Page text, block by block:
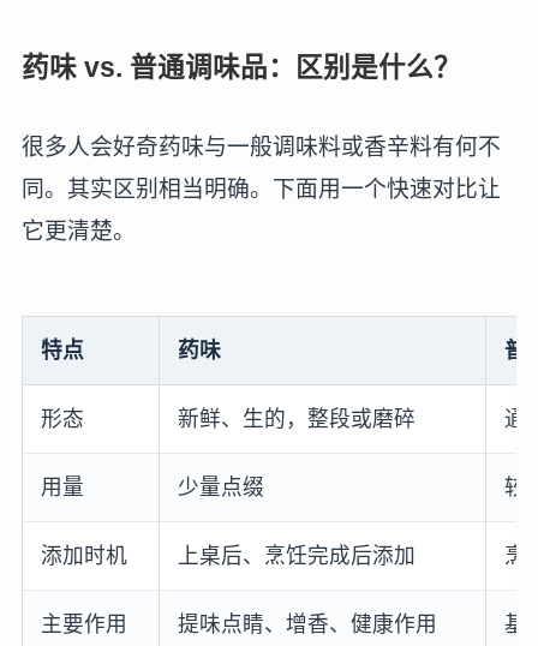
药味 vs. 普通调味品：区别是什么？
很多人会好奇药味与一般调味料或香辛料有何不
同。其实区别相当明确。下面用一个快速对比让
它更清楚。
特点 药味 普
形态 新鲜、生的，整段或磨碎 通
用量 少量点缀 较
添加时机 上桌后、烹饪完成后添加 烹
主要作用 提味点睛、增香、健康作用 基